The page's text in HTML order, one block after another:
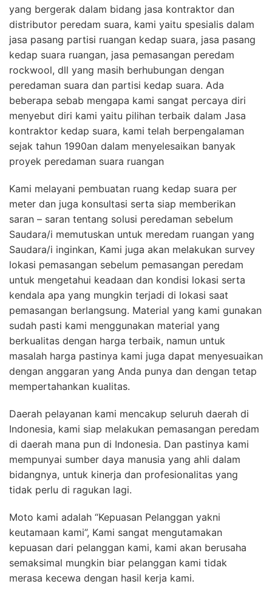
yang bergerak dalam bidang jasa kontraktor dan
distributor peredam suara, kami yaitu spesialis dalam
jasa pasang partisi ruangan kedap suara, jasa pasang
kedap suara ruangan, jasa pemasangan peredam
rockwool, dll yang masih berhubungan dengan
peredaman suara dan partisi kedap suara. Ada
beberapa sebab mengapa kami sangat percaya diri
menyebut diri kami yaitu pilihan terbaik dalam Jasa
kontraktor kedap suara, kami telah berpengalaman
sejak tahun 1990an dalam menyelesaikan banyak
proyek peredaman suara ruangan
Kami melayani pembuatan ruang kedap suara per
meter dan juga konsultasi serta siap memberikan
saran – saran tentang solusi peredaman sebelum
Saudara/i memutuskan untuk meredam ruangan yang
Saudara/i inginkan, Kami juga akan melakukan survey
lokasi pemasangan sebelum pemasangan peredam
untuk mengetahui keadaan dan kondisi lokasi serta
kendala apa yang mungkin terjadi di lokasi saat
pemasangan berlangsung. Material yang kami gunakan
sudah pasti kami menggunakan material yang
berkualitas dengan harga terbaik, namun untuk
masalah harga pastinya kami juga dapat menyesuaikan
dengan anggaran yang Anda punya dan dengan tetap
mempertahankan kualitas.
Daerah pelayanan kami mencakup seluruh daerah di
Indonesia, kami siap melakukan pemasangan peredam
di daerah mana pun di Indonesia. Dan pastinya kami
mempunyai sumber daya manusia yang ahli dalam
bidangnya, untuk kinerja dan profesionalitas yang
tidak perlu di ragukan lagi.
Moto kami adalah “Kepuasan Pelanggan yakni
keutamaan kami”, Kami sangat mengutamakan
kepuasan dari pelanggan kami, kami akan berusaha
semaksimal mungkin biar pelanggan kami tidak
merasa kecewa dengan hasil kerja kami.